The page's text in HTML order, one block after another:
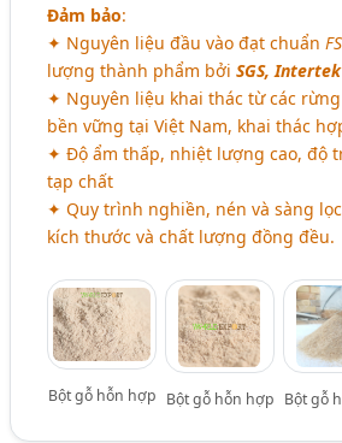
Đảm bảo:
✦ Nguyên liệu đầu vào đạt chuẩn
lượng thành phẩm bởiSGS, Intertek
✦ Nguyên liệu khai thác từ các
bền vững tại Việt Nam, khai thác
✦ Độ ẩm thấp, nhiệt lượng cao, độ
tạp chất
✦ Quy trình nghiền, nén và sàng
kích thước và chất lượng đồng đều.
Bột gỗ hỗn hợp Bột gỗ hỗn hợp Bột gỗ